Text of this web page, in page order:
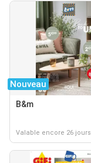
Nouveau
B&m
Valable encore 26 jours